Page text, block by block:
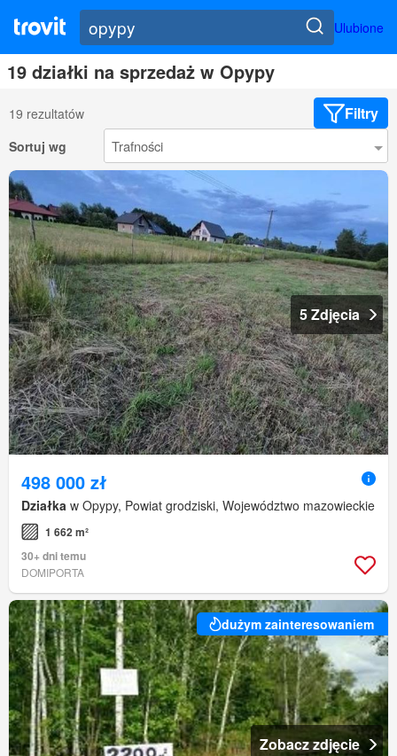
Ulubione
19 działki na sprzedaż w Opypy
19 rezultatów Filtry
Sortuj wg
5 Zdjęcia
498 000 zł
Działka w Opypy, Powiat grodziski, Województwo mazowieckie
1 662 m²
30+ dni temu
DOMIPORTA
dużym zainteresowaniem
Zobacz zdjęcie